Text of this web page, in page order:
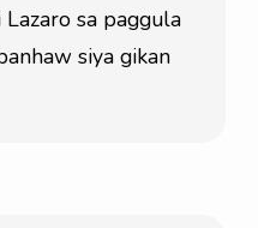
sa paggula
siya gikan